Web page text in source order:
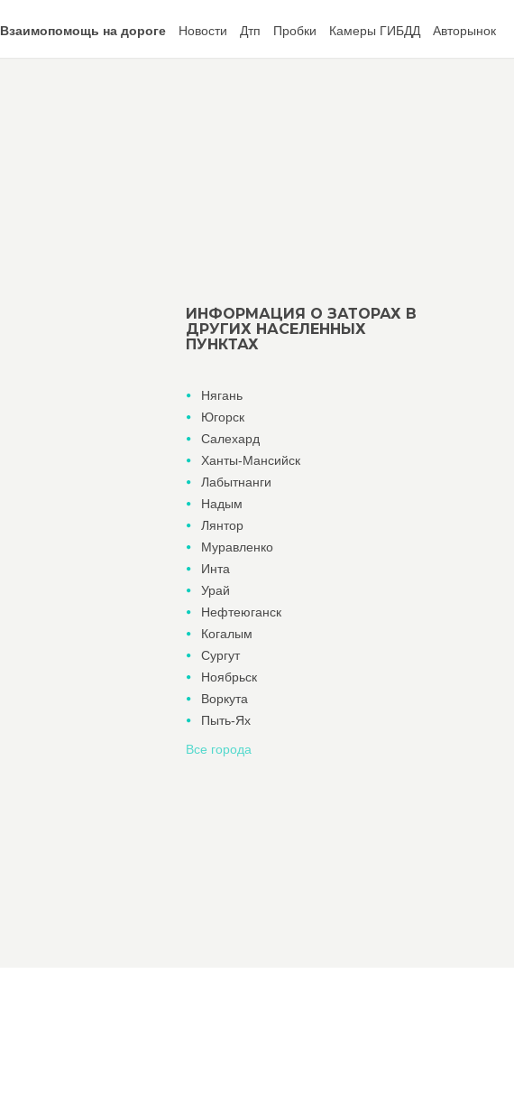
Взаимопомощь на дороге Новости Дтп Пробки Камеры ГИБДД Авторынок
ИНФОРМАЦИЯ О ЗАТОРАХ В
ДРУГИХ НАСЕЛЕННЫХ
ПУНКТАХ
Нягань
Югорск
Салехард
Ханты-Мансийск
Лабытнанги
Надым
Лянтор
Муравленко
Инта
Урай
Нефтеюганск
Когалым
Сургут
Ноябрьск
Воркута
Пыть-Ях
Все города